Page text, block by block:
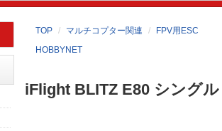
TOP マルチコプター関連
FPV用ESC
HOBBYNET
iFlight BLITZ E80 シング